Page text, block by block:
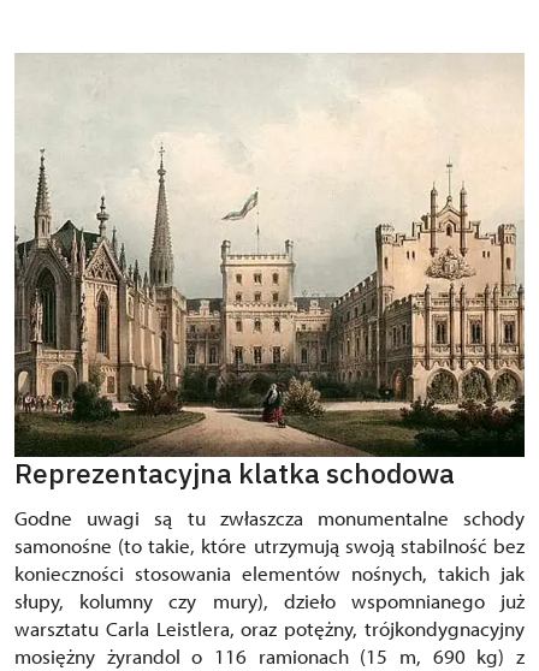
Reprezentacyjna klatka schodowa
Godne uwagi są tu zwłaszcza monumentalne schody
samonośne (to takie, które utrzymują swoją stabilność bez
konieczności stosowania elementów nośnych, takich jak
słupy, kolumny czy mury), dzieło wspomnianego już
warsztatu Carla Leistlera, oraz potężny, trójkondygnacyjny
mosiężny żyrandol o 116 ramionach (15 m, 690 kg) z